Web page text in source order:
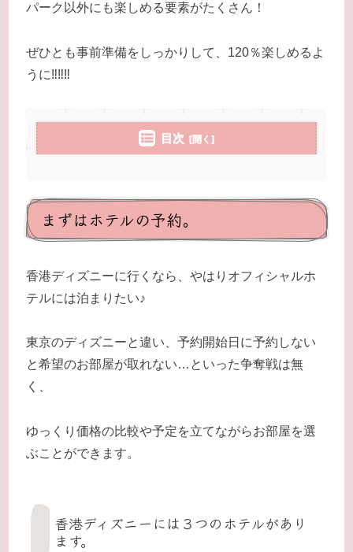
パーク以外にも楽しめる要素がたくさん！
ぜひとも事前準備をしっかりして、120％楽しめるよ
うに‼‼‼
目次
まずはホテルの予約。
香港ディズニーに行くなら、やはりオフィシャルホ
テルには泊まりたい♪
東京のディズニーと違い、予約開始日に予約しない
と希望のお部屋が取れない…といった争奪戦は無
く、
ゆっくり価格の比較や予定を立てながらお部屋を選
ぶことができます。
香港ディズニーには３つのホテルがあり
ます。